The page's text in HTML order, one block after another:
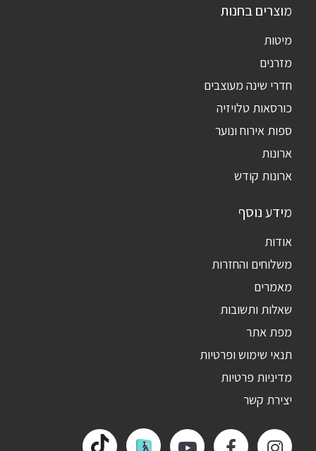
מוצרים בחנות
מיטות
מזרנים
חדרי שינה מעוצבים
כורסאות טלויזיה
ספות אירוח ונוער
ארונות
ארונות קודש
מידע נוסף
אודות
משלוחים והחזרות
מאמרים
שאלות ותשובות
מפת אתר
תנאי שימוש ופרטיות
מדיניות פרטיות
יצירת קשר